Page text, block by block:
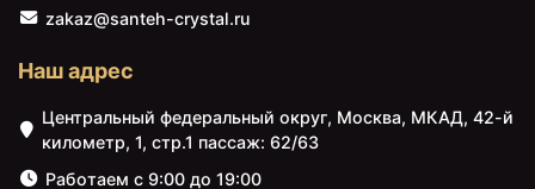
zakaz@santeh-crystal.ru
Наш адрес
Центральный федеральный округ, Москва, МКАД, 42-й
километр, 1, стр.1 пассаж: 62/63
Работаем с 9:00 до 19:00